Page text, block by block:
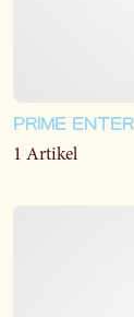
PRIME
1 Artikel